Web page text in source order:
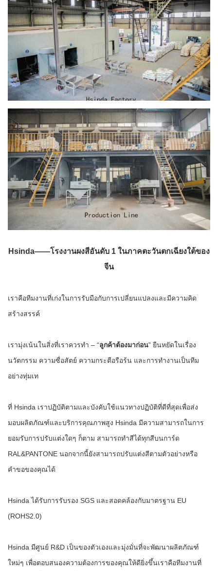
Hsinda——โรงงานผงสีอันดับ 1 ในภาคตะวันตกเฉียงใต้ของ
จีน
เราคือทีมงานที่เก่งในการรับมือกับการเปลี่ยนแปลงและมีความคิด
สร้างสรรค์
เรามุ่งเน้นในสิ่งที่เราควรทำ – “ลูกค้าต้องมาก่อน” ยืนหยัดในเรื่อง
นวัตกรรม ความซื่อสัตย์ ความกระตือรือร้น และการทำงานเป็นทีม
อย่างทุ่มเท
ที่ Hsinda เราปฏิบัติตามและบังคับใช้แนวทางปฏิบัติที่ดีที่สุดเพื่อส่ง
มอบผลิตภัณฑ์และบริการคุณภาพสูง Hsinda มีความสามารถในการ
ยอมรับการปรับแต่งใดๆ ก็ตาม สามารถทำสีได้ทุกสีบนการ์ด
RAL&PANTONE นอกจากนี้ยังสามารถปรับแต่งสีตามตัวอย่างหรือ
คำขอของคุณได้
Hsinda ได้รับการรับรอง SGS และสอดคล้องกับมาตรฐาน EU
(ROHS2.0)
Hsinda มีศูนย์ R&D เป็นของตัวเองและมุ่งมั่นที่จะพัฒนาผลิตภัณฑ์
ใหม่ๆ เพื่อตอบสนองความต้องการของคุณให้ดียิ่งขึ้นเราคือทีมงานที่